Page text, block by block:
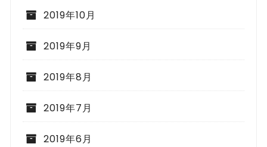
2019年10月
2019年9月
2019年8月
2019年7月
2019年6月